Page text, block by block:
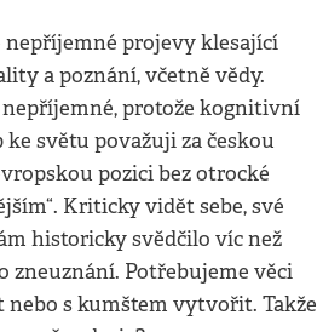
nepříjemné projevy klesající
a poznání, včetně vědy.
protože kognitivní
světu považuji za českou
pozici bez otrocké
Kriticky vidět sebe, své
historicky svědčilo víc než
zneuznání. Potřebujeme věci
s kumštem vytvořit. Takže